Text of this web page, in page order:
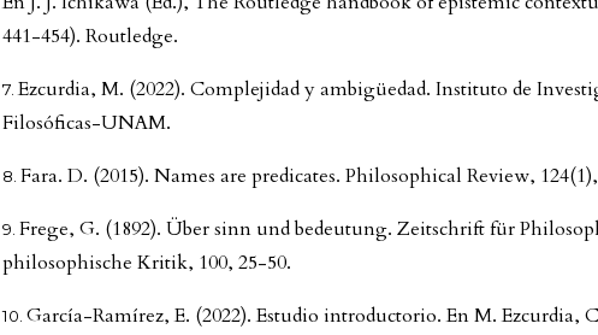
441-454). Routledge.
Ezcurdia, M. (2022). Complejidad y ambigüedad. Instituto de
Filosóficas-UNAM.
Fara. D. (2015). Names are predicates. Philosophical Review,
Frege, G. (1892). Über sinn und bedeutung. Zeitschrift für
philosophische Kritik, 100, 25-50.
García-Ramírez, E. (2022). Estudio introductorio. En M. Ezcurdia,